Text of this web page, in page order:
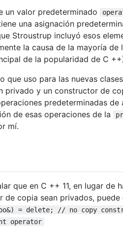
un valor predeterminado
una asignación
Stroustrup incluyó esos
la causa de la mayoría de
de la popularidad de C
que uso para las nuevas
privado y un constructor de
predeterminadas de
de esas operaciones de la
mí.
que en C ++ 11, en lugar de
copia sean privados, puede
= delete; // no copy
operator